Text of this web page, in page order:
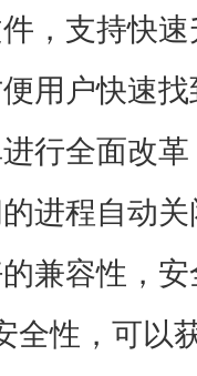
，支持快
用户快速
行全面改
进程自动关
兼容性，
全性，可以